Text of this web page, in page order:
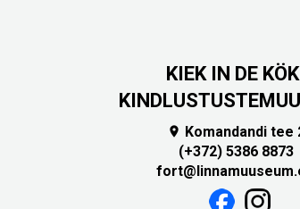
KIEK IN DE
 Komandandi tee
(+372) 5386 8873